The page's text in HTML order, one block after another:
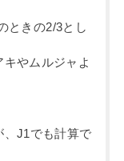
ときの2/3とし
やムルジャよ
、J1でも計算で